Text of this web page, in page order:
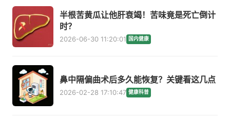
半根苦黄瓜让他肝衰竭！苦味竟是死亡倒计
时？
2026-06-30 11:20:01 国内健康
鼻中隔偏曲术后多久能恢复？关键看这几点
2026-02-28 17:10:47 健康科普